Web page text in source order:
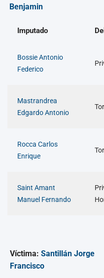
Benjamin
Imputado
Bossie Antonio
Federico
Mastrandrea
Edgardo Antonio
Rocca Carlos
Enrique
Saint Amant
Manuel Fernando
Víctima: Santillán Jorge
Francisco